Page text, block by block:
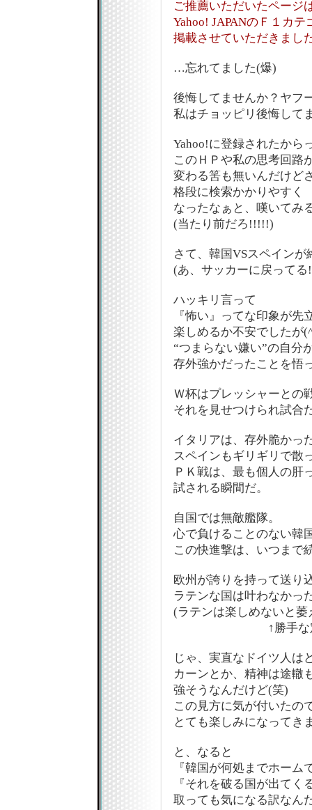
ご推薦いただいたページ
Yahoo! JAPANのＦ１カテ
掲載させていただきまし
…忘れてました(爆)
後悔してませんか？ヤフ
私はチョッピリ後悔して
Yahoo!に登録されたから
このＨＰや私の思考回路
変わる筈も無いんだけど
格段に検索かかりやすく
なったなぁと、嘆いてみ
(当たり前だろ!!!!!)
さて、韓国VSスペインが
(あ、サッカーに戻って
ハッキリ言って
『怖い』ってな印象が先
楽しめるか不安でしたが
“つまらない嫌い”の自分
存外強かだったことを悟
Ｗ杯はプレッシャーとの
それを見せつけられ試合
イタリアは、存外脆かっ
スペインもギリギリで散
ＰＫ戦は、最も個人の肝
試される瞬間だ。
自国では無敵艦隊。
心で負けることのない韓
この快進撃は、いつまで
欧州が誇りを持って送り
ラテンな国は叶わなかっ
(ラテンは楽しめないと萎
↑勝手な定
じゃ、実直なドイツ人は
カーンとか、精神は途轍
強そうなんだけど(笑)
この見方に気が付いたの
とても楽しみになってき
と、なると
『韓国が何処までホーム
『それを破る国が出てく
取っても気になる訳なん